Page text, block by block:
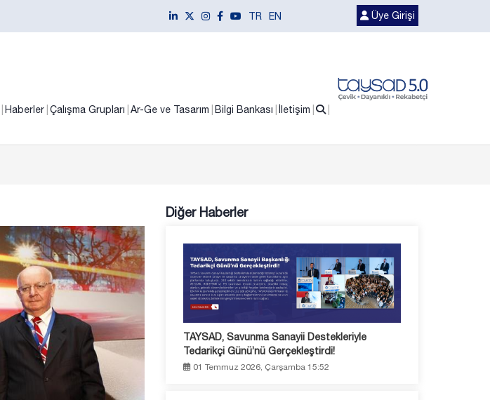
TR EN Üye Girişi
Haberler Çalışma Grupları Ar-Ge ve Tasarım Bilgi Bankası İletişim
Diğer Haberler
TAYSAD, Savunma Sanayii Destekleriyle
Tedarikçi Günü’nü Gerçekleştirdi!
01 Temmuz 2026, Çarşamba 15:52